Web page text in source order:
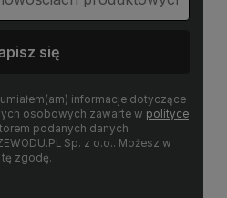
się
informacje dotyczące
osobowych zawarte w polityce
podanych danych
Sp. z o.o.. Możesz w
zgodę.